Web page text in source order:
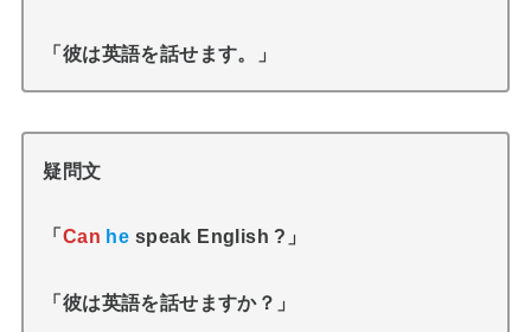
「彼は英語を話せます。」
疑問文
「Can he speak English ?」
「彼は英語を話せますか？」